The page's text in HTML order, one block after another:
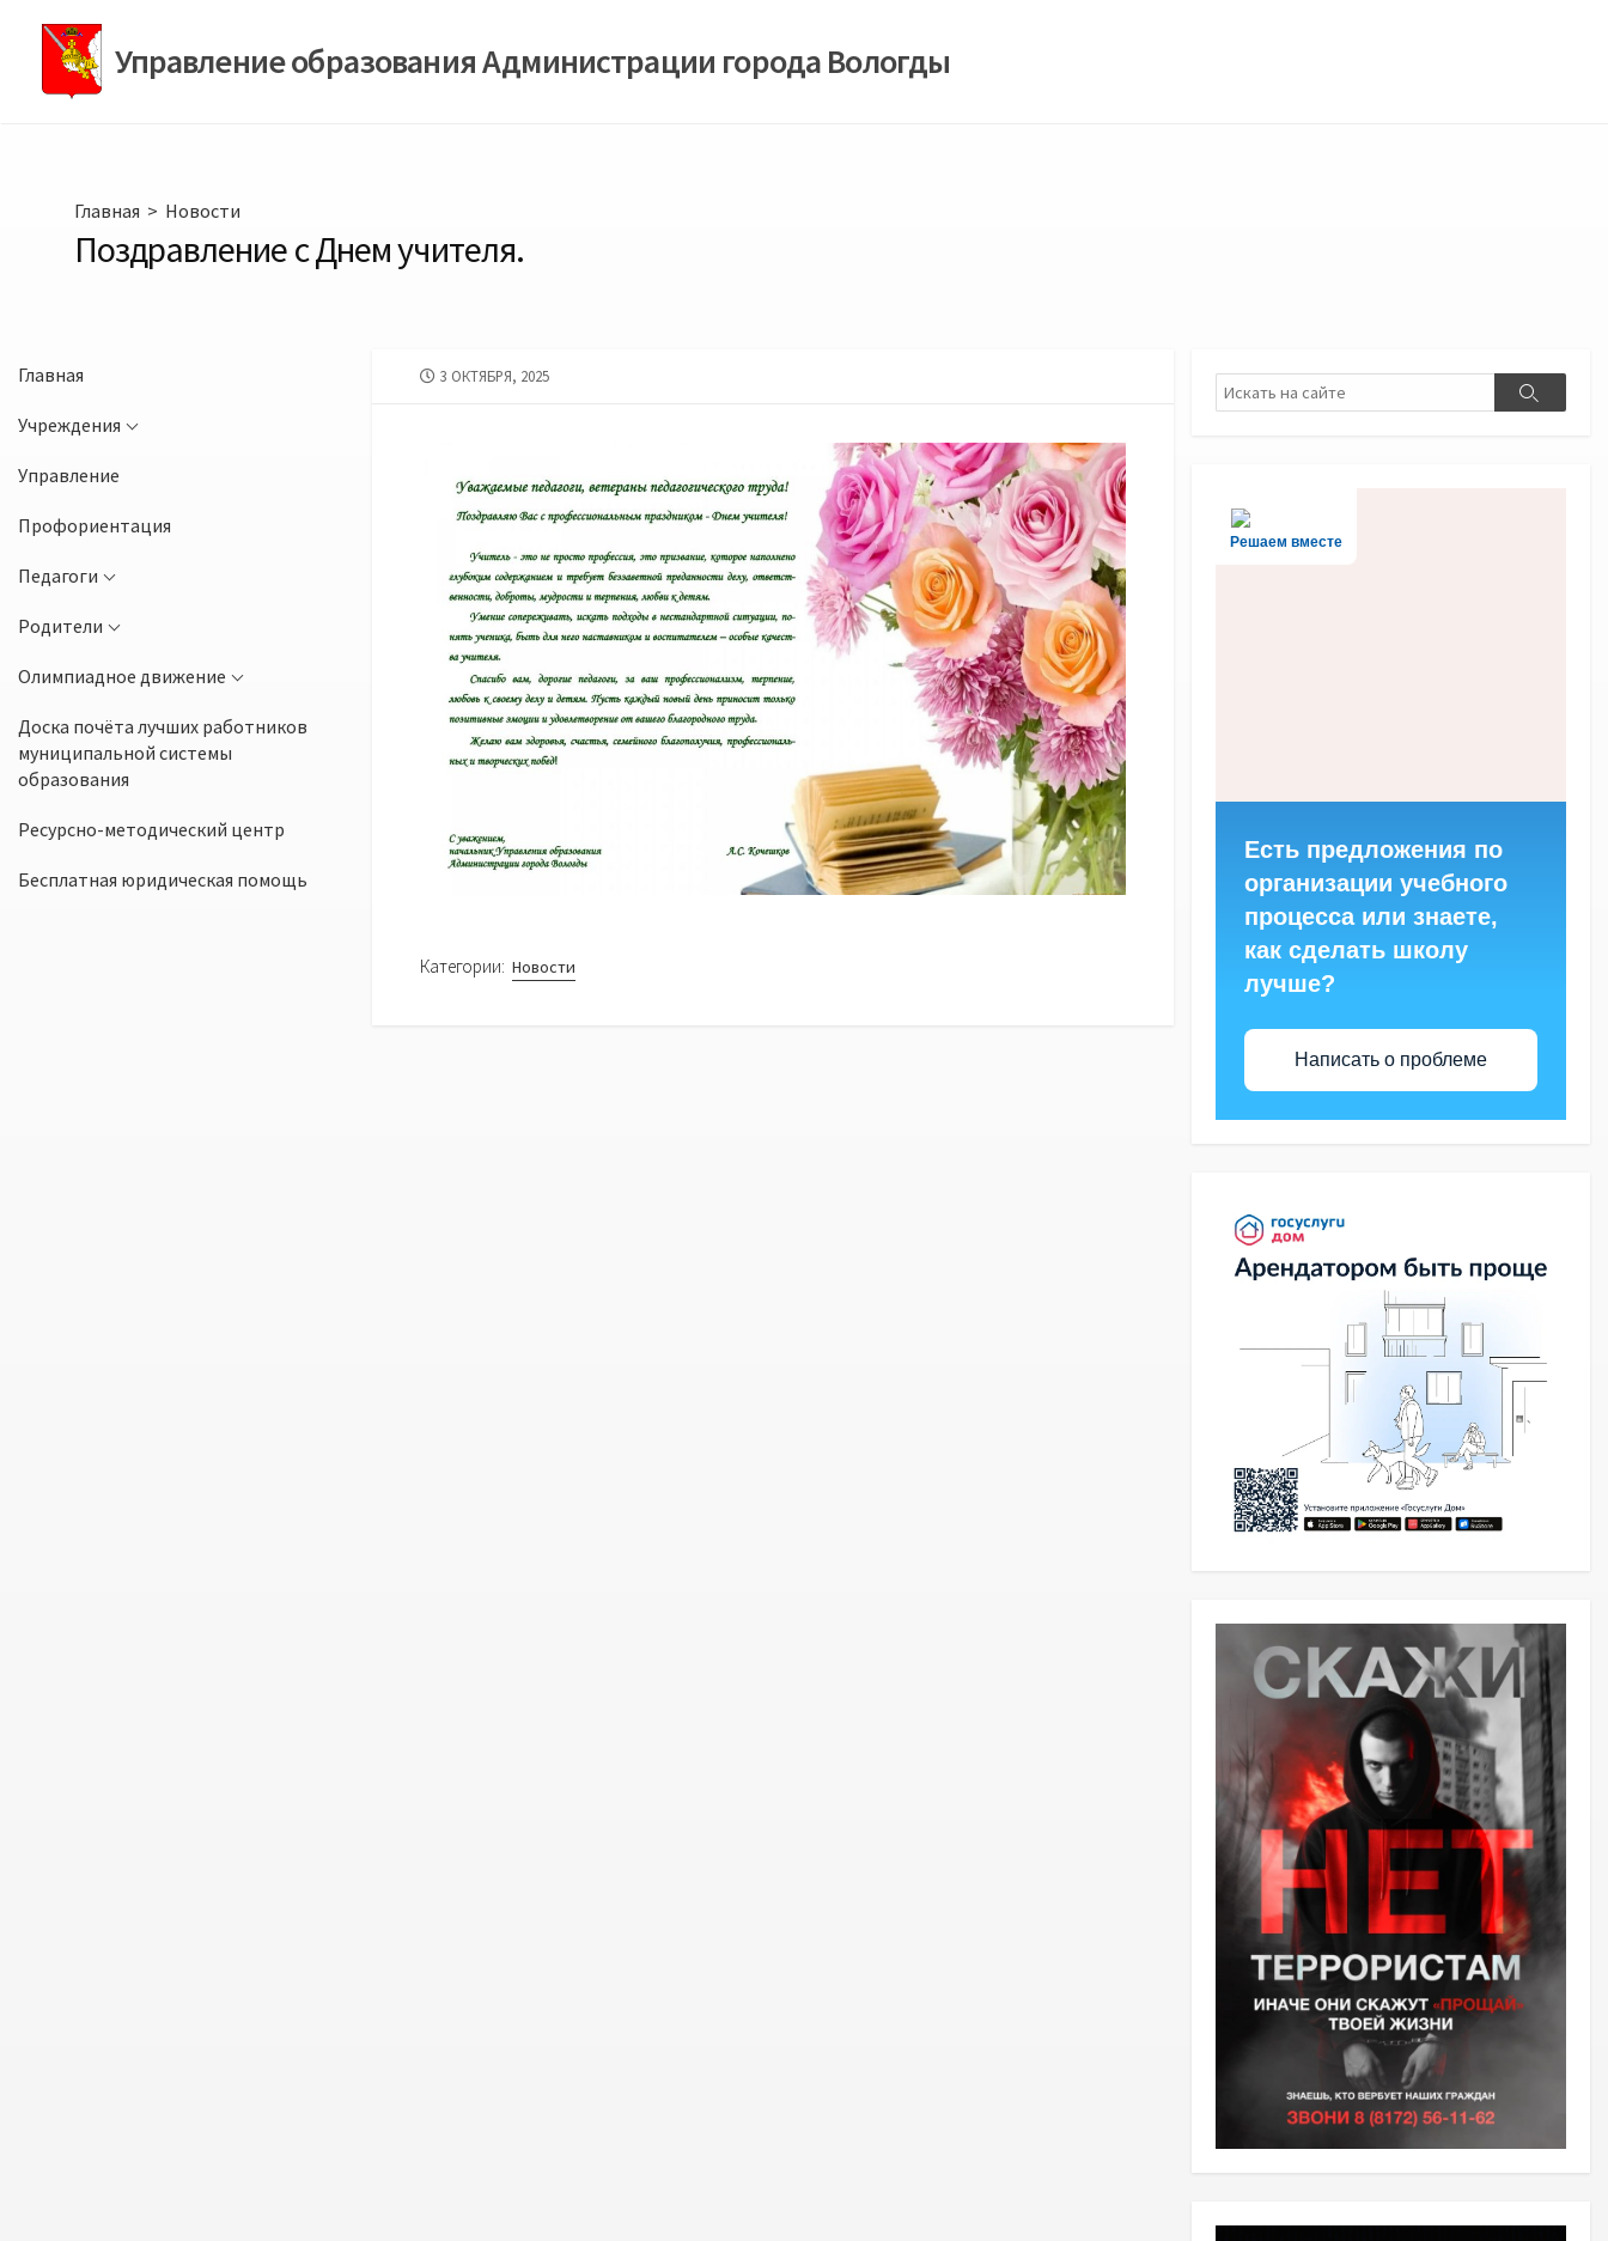
содержимомуУправление образования Администрации города Вологды
Главная > Новости
Поздравление с Днем учителя.
Главная
Учреждения
Управление
Профориентация
Педагоги
Родители
Олимпиадное движение
Доска почёта лучших работников
муниципальной системы
образования
Ресурсно-методический центр
Бесплатная юридическая помощь
ДАТА
3 ОКТЯБРЯ, 2025
Категории: Новости
Поиск
Поиск
Решаем вместе
Есть предложения по
организации учебного
процесса или знаете,
как сделать школу
лучше?
Написать о проблеме